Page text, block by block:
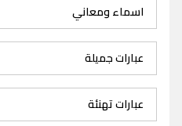
اسماء ومعاني
عبارات جميلة
عبارات تهنئة